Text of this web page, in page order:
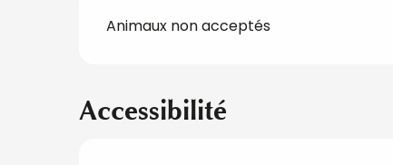
Animaux non acceptés
Accessibilité